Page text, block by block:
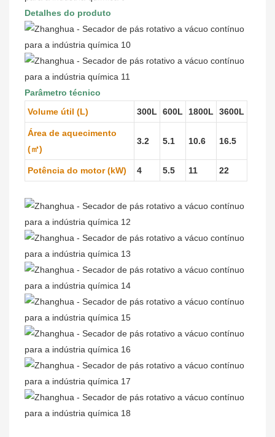
Detalhes do produto
Parâmetro técnico
Volume útil (L)
300L 600L 1800L 3600L
Área de aquecimento
(㎡)
3.2 5.1 10.6 16.5
Potência do motor (kW) 4 5.5 11 22